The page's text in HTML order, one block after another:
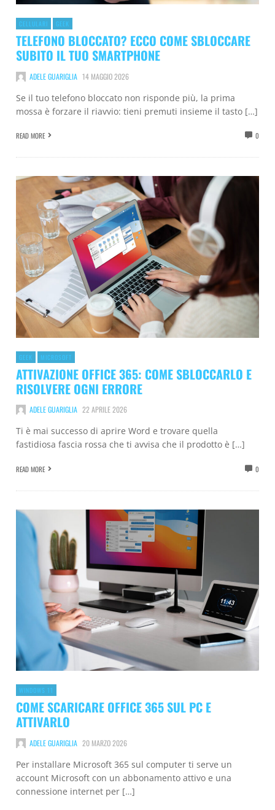
CELLULARI GEEK
TELEFONO BLOCCATO? ECCO COME SBLOCCARE
SUBITO IL TUO SMARTPHONE
ADELE GUARIGLIA 14 MAGGIO 2026
Se il tuo telefono bloccato non risponde più, la prima
mossa è forzare il riavvio: tieni premuti insieme il tasto […]
READ MORE 0
GEEK MICROSOFT
ATTIVAZIONE OFFICE 365: COME SBLOCCARLO E
RISOLVERE OGNI ERRORE
ADELE GUARIGLIA 22 APRILE 2026
Ti è mai successo di aprire Word e trovare quella
fastidiosa fascia rossa che ti avvisa che il prodotto è […]
READ MORE 0
WINDOWS 11
COME SCARICARE OFFICE 365 SUL PC E
ATTIVARLO
ADELE GUARIGLIA 20 MARZO 2026
Per installare Microsoft 365 sul computer ti serve un
account Microsoft con un abbonamento attivo e una
connessione internet per […]